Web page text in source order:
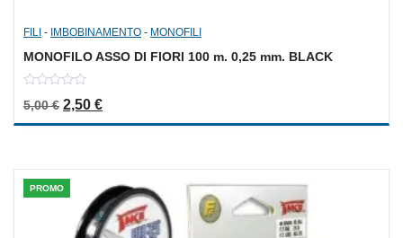
FILI - IMBOBINAMENTO - MONOFILI
MONOFILO ASSO DI FIORI 100 m. 0,25 mm. BLACK
out
5,00€ Il prezzo originale era: 5,00 €.
2,50 €Il prezzo attuale è: 2,50 €.
PROMO